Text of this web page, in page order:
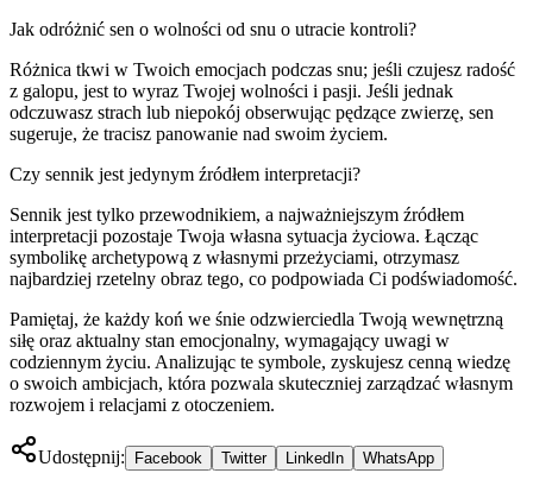
Jak odróżnić sen o wolności od snu o utracie kontroli?
Różnica tkwi w Twoich emocjach podczas snu; jeśli czujesz radość
z galopu, jest to wyraz Twojej wolności i pasji. Jeśli jednak
odczuwasz strach lub niepokój obserwując pędzące zwierzę, sen
sugeruje, że tracisz panowanie nad swoim życiem.
Czy sennik jest jedynym źródłem interpretacji?
Sennik jest tylko przewodnikiem, a najważniejszym źródłem
interpretacji pozostaje Twoja własna sytuacja życiowa. Łącząc
symbolikę archetypową z własnymi przeżyciami, otrzymasz
najbardziej rzetelny obraz tego, co podpowiada Ci podświadomość.
Pamiętaj, że każdy koń we śnie odzwierciedla Twoją wewnętrzną
siłę oraz aktualny stan emocjonalny, wymagający uwagi w
codziennym życiu. Analizując te symbole, zyskujesz cenną wiedzę
o swoich ambicjach, która pozwala skuteczniej zarządzać własnym
rozwojem i relacjami z otoczeniem.
Udostępnij: Facebook Twitter LinkedIn WhatsApp